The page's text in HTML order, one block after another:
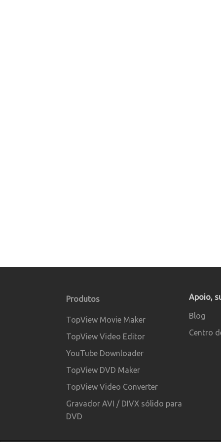
Produtos
TopView Movie Maker
TopView Video Editor
YouTube Downloader
TopView DVD Maker
TopView Video Converter
Gravador AVI / DIVX sólido para
DVD
Apoio,
Blog
Centro